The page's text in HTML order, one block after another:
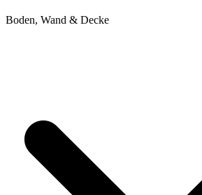
Boden, Wand & Decke